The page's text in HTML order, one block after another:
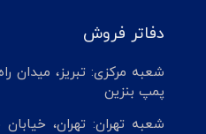
دفاتر فروش
پمپ بنزین
شعبه تهران: تهران،